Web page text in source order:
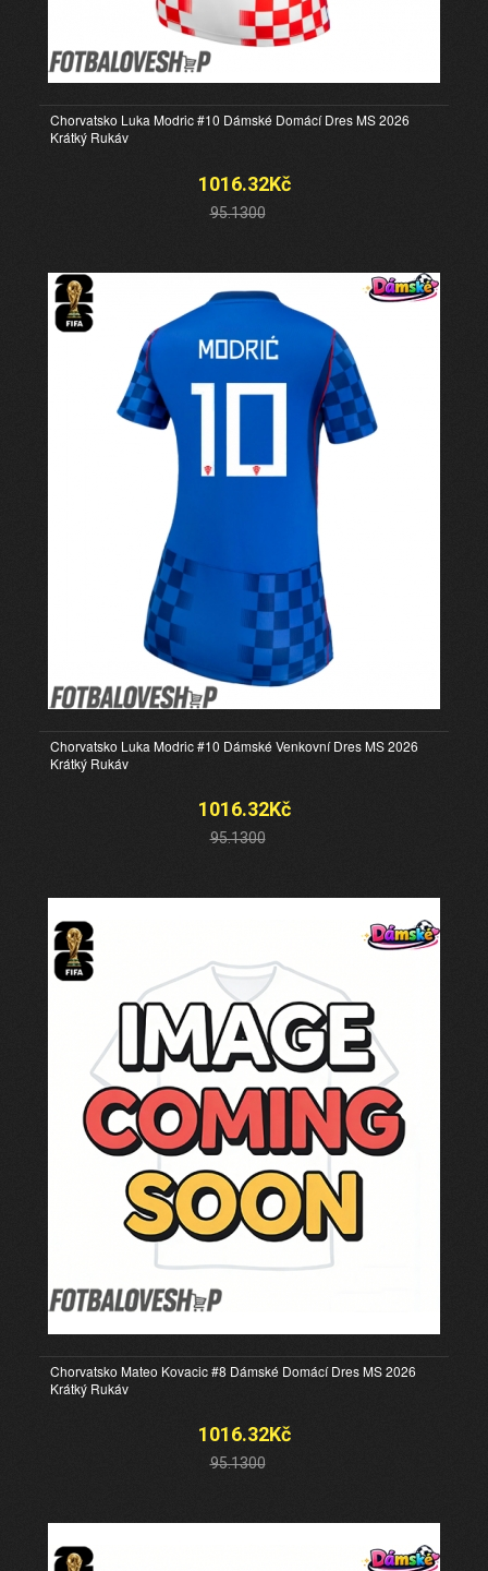
Chorvatsko Luka Modric #10 Dámské Domácí Dres MS 2026
Krátký Rukáv
1016.32Kč
95.1300
Chorvatsko Luka Modric #10 Dámské Venkovní Dres MS 2026
Krátký Rukáv
1016.32Kč
95.1300
Chorvatsko Mateo Kovacic #8 Dámské Domácí Dres MS 2026
Krátký Rukáv
1016.32Kč
95.1300